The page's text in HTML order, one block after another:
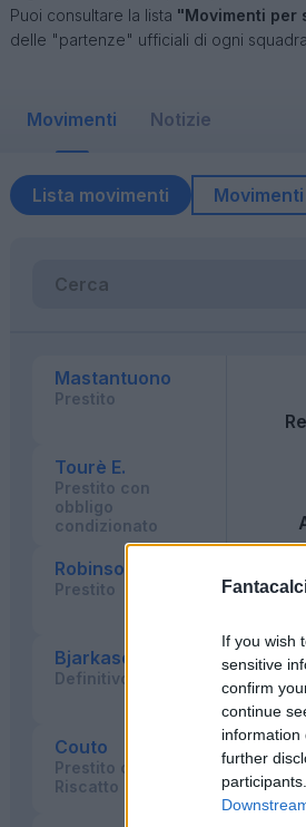
If you wish
sensitive
confirm
continue
information
further
Puoi consultare la lista "Movimenti per
delle "partenze" ufficiali di ogni
Movimenti Notizie
Lista movimenti
Mastantuono
Prestito
Tourè E.
Prestito con
obbligo
condizionato
Robinson J.
Prestito
Bjarkason
Definitivo
Couto
Prestito con Diritto
Riscatto